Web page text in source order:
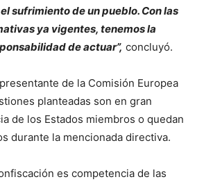
sufrimiento de un pueblo. Con las
ya vigentes, tenemos la
de actuar”, concluyó.
de la Comisión Europea
planteadas son en gran
de los Estados miembros o quedan
durante la mencionada directiva.
es competencia de las